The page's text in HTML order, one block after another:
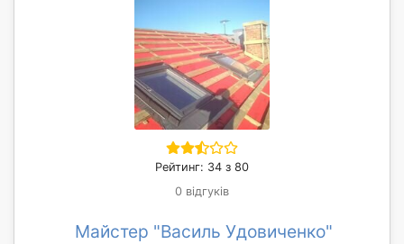
Рейтинг: 34 з 80
0 відгуків
Майстер "Василь Удовиченко"